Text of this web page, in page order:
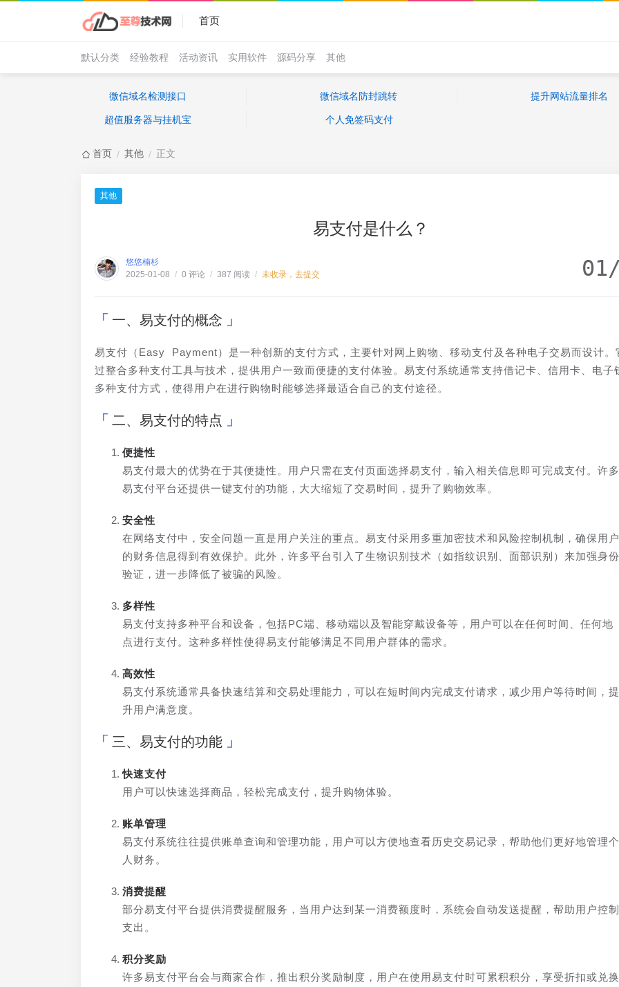
首页
默认分类 经验教程 活动资讯 实用软件 源码分享 其他
微信域名检测接口 微信域名防封跳转 提升网站流量排名
超值服务器与挂机宝 个人免签码支付
首页 / 其他 / 正文
其他
易支付是什么？
悠悠楠杉
2025-01-08 / 0 评论 / 387 阅读 / 未收录，去提交
一、易支付的概念
易支付（Easy Payment）是一种创新的支付方式，主要针对网上购物、移动支付及各种电子交易而设计。
过整合多种支付工具与技术，提供用户一致而便捷的支付体验。易支付系统通常支持借记卡、信用卡、电子
多种支付方式，使得用户在进行购物时能够选择最适合自己的支付途径。
二、易支付的特点
便捷性
易支付最大的优势在于其便捷性。用户只需在支付页面选择易支付，输入相关信息即可完成支付。许多
易支付平台还提供一键支付的功能，大大缩短了交易时间，提升了购物效率。
安全性
在网络支付中，安全问题一直是用户关注的重点。易支付采用多重加密技术和风险控制机制，确保用户
的财务信息得到有效保护。此外，许多平台引入了生物识别技术（如指纹识别、面部识别）来加强身份
验证，进一步降低了被骗的风险。
多样性
易支付支持多种平台和设备，包括PC端、移动端以及智能穿戴设备等，用户可以在任何时间、任何地
点进行支付。这种多样性使得易支付能够满足不同用户群体的需求。
高效性
易支付系统通常具备快速结算和交易处理能力，可以在短时间内完成支付请求，减少用户等待时间，提
升用户满意度。
三、易支付的功能
快速支付
用户可以快速选择商品，轻松完成支付，提升购物体验。
账单管理
易支付系统往往提供账单查询和管理功能，用户可以方便地查看历史交易记录，帮助他们更好地管理个
人财务。
消费提醒
部分易支付平台提供消费提醒服务，当用户达到某一消费额度时，系统会自动发送提醒，帮助用户控制
支出。
积分奖励
许多易支付平台会与商家合作，推出积分奖励制度，用户在使用易支付时可累积积分，享受折扣或兑换